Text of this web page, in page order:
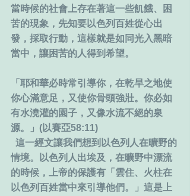
當時候的社會上存在著這一些飢餓、困
苦的現象，先知要以色列百姓從心出
發，採取行動，這樣就是如同光入黑暗
當中，讓困苦的人得到希望。
「耶和華必時常引導你，在乾旱之地使
你心滿意足，又使你骨頭強壯。你必如
有水澆灌的園子，又像水流不絕的泉
源。」(以賽亞58:11)
這一經文讓我們想到以色列人在曠野的
情境。以色列人出埃及，在曠野中漂流
的時候，上帝的保護有「雲住、火柱在
以色列百姓當中來引導他們。」這是上